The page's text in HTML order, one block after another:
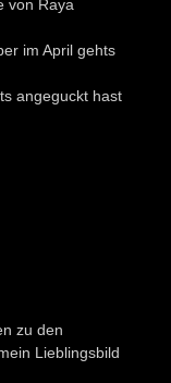
von Raya
im April gehts
angeguckt hast
zu den
Lieblingsbild